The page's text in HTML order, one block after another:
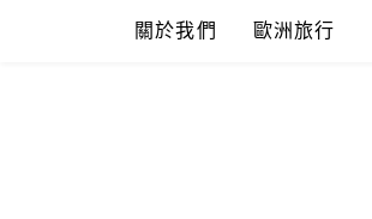
關於我們 歐洲旅行